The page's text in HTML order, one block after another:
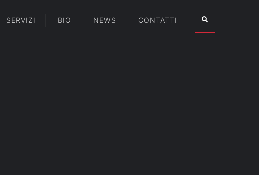
SERVIZI BIO NEWS CONTATTI